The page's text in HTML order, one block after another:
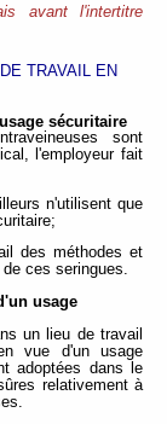
avant l'intertitre
TRAVAIL EN
sécuritaire
sont
l'employeur fait
n'utilisent que
des méthodes et
ces seringues.
usage
un lieu de travail
vue d'un usage
adoptées dans le
relativement à